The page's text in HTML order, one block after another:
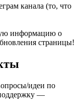
канала (то, что
информацию о
страницы!
идеи по
—